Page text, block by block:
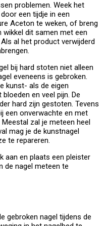
problemen. Week het
een tijdje in een
Aceton te weken, of breng
wikkel dit samen met een
al het product verwijderd
bij hard stoten niet alleen
eveneens is gebroken.
kunst- als de eigen
en veel pijn. De
hard zijn gestoten. Tevens
een onverwachte en met
Meestal zal je meteen heel
mag je de kunstnagel
te repareren.
aan en plaats een pleister
de nagel meteen te
gebroken nagel tijdens de